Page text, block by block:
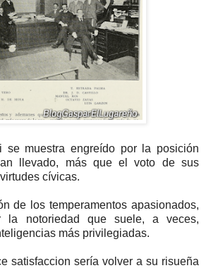
se muestra engreído por la posición
llevado, más que el voto de sus
cívicas.
de los temperamentos apasionados,
la notoriedad que suele, a veces,
más privilegiadas.
satisfaccion sería volver a su risueña